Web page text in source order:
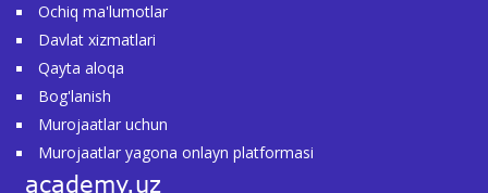
Ochiq ma'lumotlar
Davlat xizmatlari
Qayta aloqa
Bog'lanish
Murojaatlar uchun
Murojaatlar yagona onlayn platformasi